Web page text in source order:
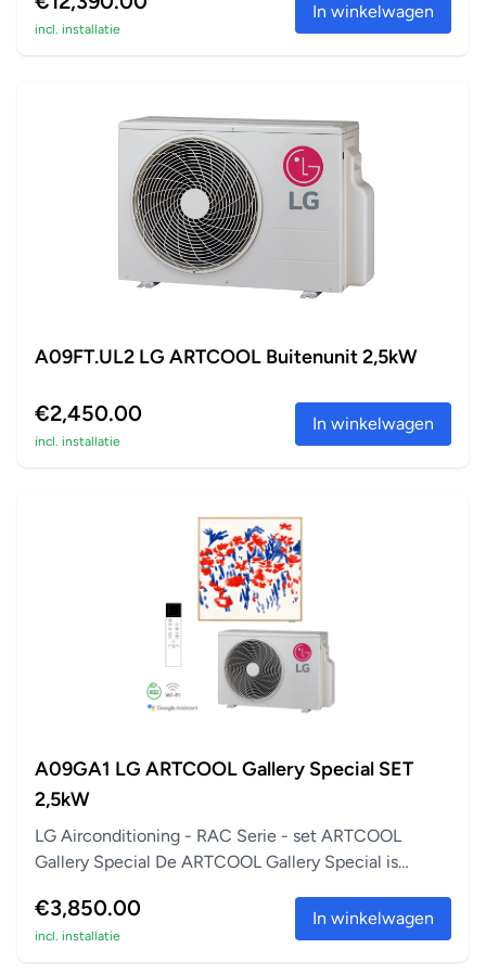
incl. installatie
In winkelwagen
A09FT.UL2 LG ARTCOOL Buitenunit 2,5kW
€2,450.00
incl. installatie
In winkelwagen
A09GA1 LG ARTCOOL Gallery Special SET
2,5kW
LG Airconditioning - RAC Serie - set ARTCOOL
Gallery Special De ARTCOOL Gallery Special is
€3,850.00
incl. installatie
In winkelwagen